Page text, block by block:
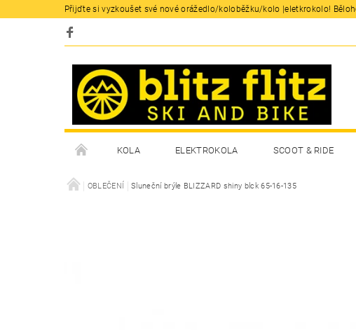
Přijďte si vyzkoušet své nové orážedlo/koloběžku/kolo |eletkrokolo!
KOLA ELEKTROKOLA SCOOT & RIDE
OBLEČENÍ Sluneční brýle BLIZZARD shiny blck 65-16-135